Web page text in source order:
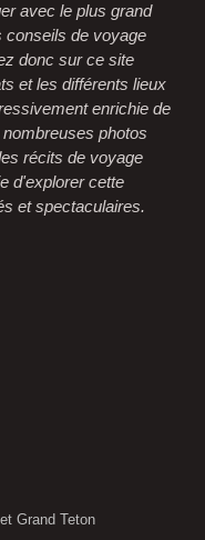
avec le plus grand
de voyage
donc sur ce site
et les différents lieux
enrichie de
photos
récits de voyage
d'explorer cette
et spectaculaires.
Grand Teton